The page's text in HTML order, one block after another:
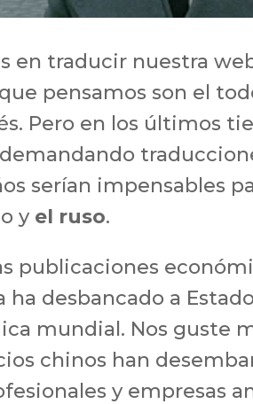
en traducir nuestra
pensamos son el
Pero en los últimos
serían impensables
y el ruso.
publicaciones
desbancado a
mundial. Nos guste
chinos han
y empresas